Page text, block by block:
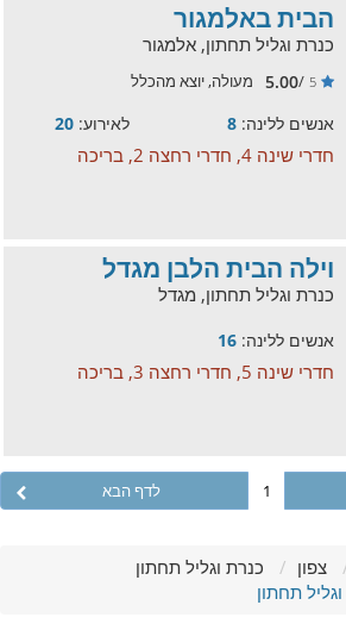
הבית באלמגור
כנרת וגליל תחתון, אלמגור
5
/
5.00 מעולה, יוצא מהכלל
אנשים ללינה: 8 לאירוע: 20
חדרי שינה 4, חדרי רחצה 2, בריכה
וילה הבית הלבן מגדל
כנרת וגליל תחתון, מגדל
אנשים ללינה: 16
חדרי שינה 5, חדרי רחצה 3, בריכה
1 לדף הבא
צפון
כנרת וגליל תחתון
תחתון